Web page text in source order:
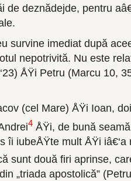
de deznădejde, pentru
survine imediat după
nepotrivită. Nu este
ÅŸi Petru (Marcu 10,
(cel Mare) ÅŸi Ioan,
4 ÅŸi, de bună
îi iubeÅŸte mult ÅŸi iâ€‘a
sunt două firi aprinse,
„triada apostolică”